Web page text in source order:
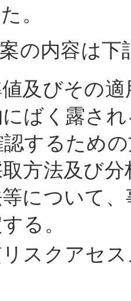
。
の内容は下
及びその
にばく露さ
するため
方法及び
について
る。
スクアセ